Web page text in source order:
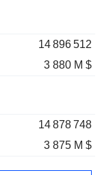
14 896 512
3 880 M $
14 878 748
3 875 M $